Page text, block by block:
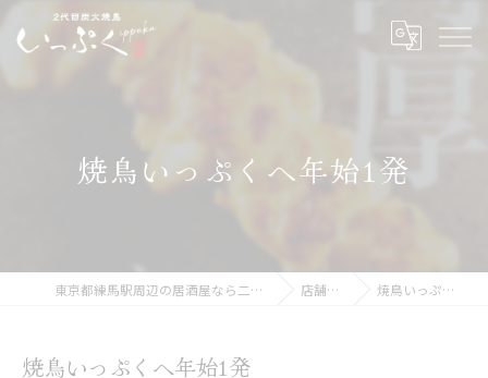
焼鳥いっぷくへ年始1発
東京都練馬駅周辺の居酒屋なら二代目炭火焼鳥いっぷく 店舗ブログ 焼鳥いっぷくへ年始1発
焼鳥いっぷくへ年始1発